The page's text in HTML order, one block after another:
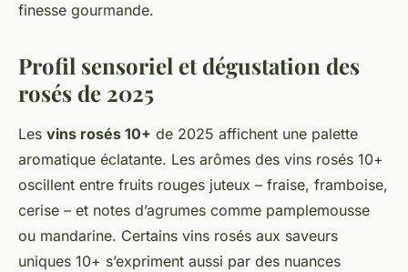
finesse gourmande.
Profil sensoriel et dégustation des
rosés de 2025
Les vins rosés 10+ de 2025 affichent une palette
aromatique éclatante. Les arômes des vins rosés 10+
oscillent entre fruits rouges juteux – fraise, framboise,
cerise – et notes d’agrumes comme pamplemousse
ou mandarine. Certains vins rosés aux saveurs
uniques 10+ s’expriment aussi par des nuances